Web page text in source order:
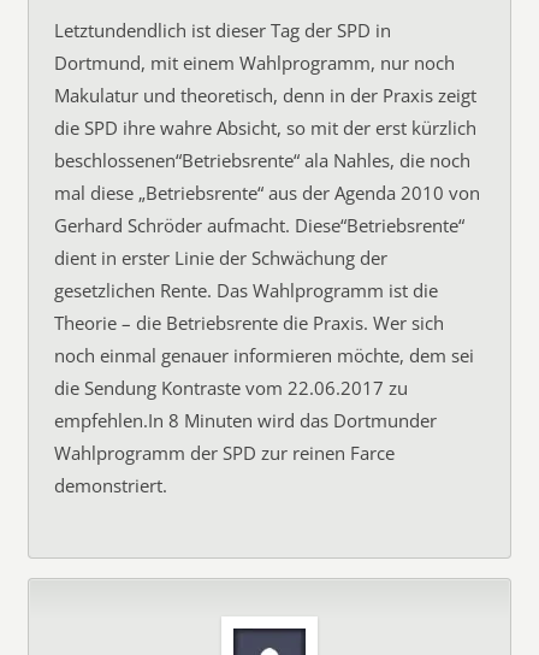
Letztundendlich ist dieser Tag der SPD in
Dortmund, mit einem Wahlprogramm, nur noch
Makulatur und theoretisch, denn in der Praxis zeigt
die SPD ihre wahre Absicht, so mit der erst kürzlich
beschlossenen“Betriebsrente“ ala Nahles, die noch
mal diese „Betriebsrente“ aus der Agenda 2010 von
Gerhard Schröder aufmacht. Diese“Betriebsrente“
dient in erster Linie der Schwächung der
gesetzlichen Rente. Das Wahlprogramm ist die
Theorie – die Betriebsrente die Praxis. Wer sich
noch einmal genauer informieren möchte, dem sei
die Sendung Kontraste vom 22.06.2017 zu
empfehlen.In 8 Minuten wird das Dortmunder
Wahlprogramm der SPD zur reinen Farce
demonstriert.